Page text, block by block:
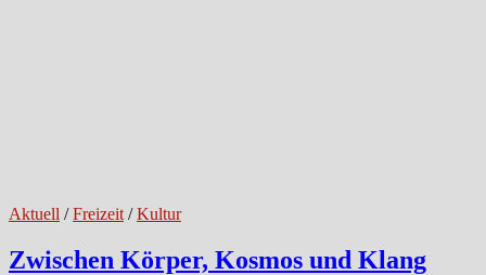
Aktuell /Freizeit /Kultur
Zwischen Körper, Kosmos und Klang